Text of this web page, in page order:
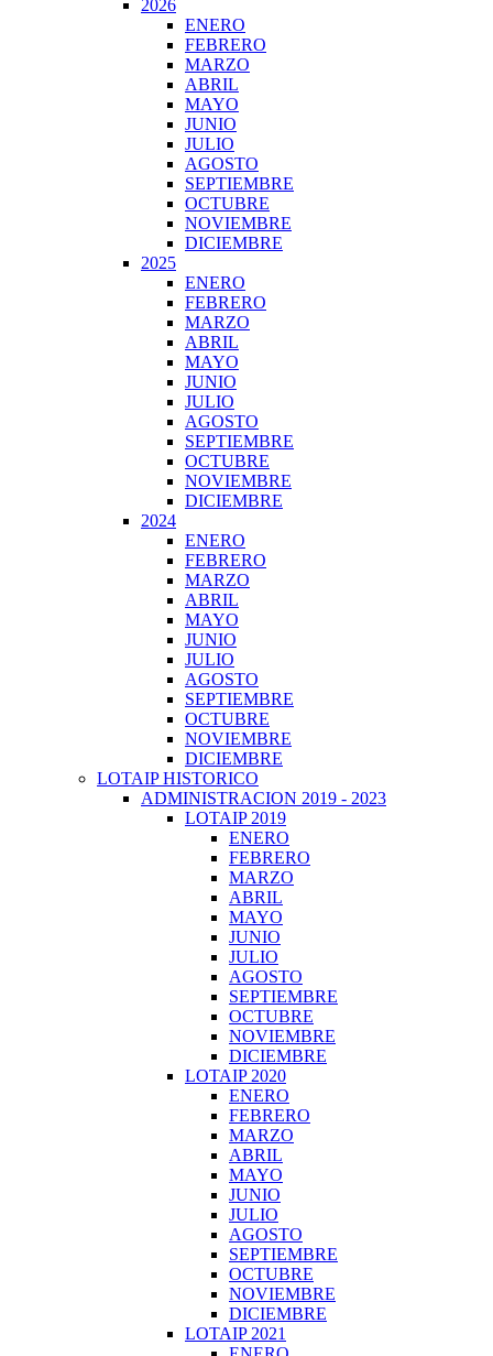
2026
ENERO
FEBRERO
MARZO
ABRIL
MAYO
JUNIO
JULIO
AGOSTO
SEPTIEMBRE
OCTUBRE
NOVIEMBRE
DICIEMBRE
2025
ENERO
FEBRERO
MARZO
ABRIL
MAYO
JUNIO
JULIO
AGOSTO
SEPTIEMBRE
OCTUBRE
NOVIEMBRE
DICIEMBRE
2024
ENERO
FEBRERO
MARZO
ABRIL
MAYO
JUNIO
JULIO
AGOSTO
SEPTIEMBRE
OCTUBRE
NOVIEMBRE
DICIEMBRE
LOTAIP HISTORICO
ADMINISTRACION 2019 - 2023
LOTAIP 2019
ENERO
FEBRERO
MARZO
ABRIL
MAYO
JUNIO
JULIO
AGOSTO
SEPTIEMBRE
OCTUBRE
NOVIEMBRE
DICIEMBRE
LOTAIP 2020
ENERO
FEBRERO
MARZO
ABRIL
MAYO
JUNIO
JULIO
AGOSTO
SEPTIEMBRE
OCTUBRE
NOVIEMBRE
DICIEMBRE
LOTAIP 2021